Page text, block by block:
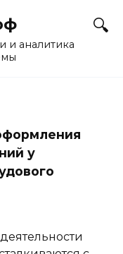
и аналитика
у